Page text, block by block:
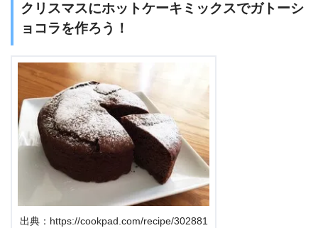
クリスマスにホットケーキミックスでガトーシ
ョコラを作ろう！
出典：https://cookpad.com/recipe/302881